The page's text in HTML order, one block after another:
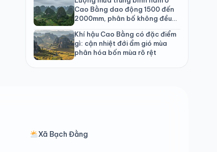
Cao Bằng dao động 1500 đến
2000mm, phân bố không đều
Khí hậu Cao Bằng có đặc điểm
gì: cận nhiệt đới ẩm gió mùa
phân hóa bốn mùa rõ rệt
Xã Bạch Đằng